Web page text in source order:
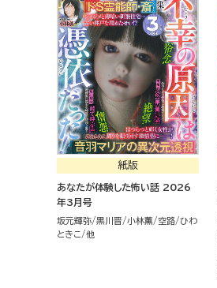
紙版
あなたが体験した怖い話 2026
年3月号
坂元輝弥 黒川晋 小林薫 空路 ひわ
ときこ
他